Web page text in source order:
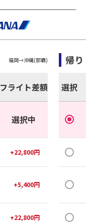
福岡→沖縄(那覇)
フライト差額
選択中
+22,800円
+5,400円
+22,800円
帰り
選択